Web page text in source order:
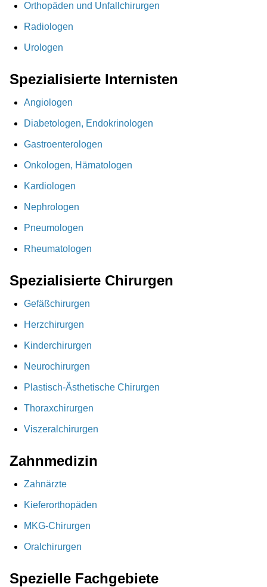
Orthopäden und Unfallchirurgen
Radiologen
Urologen
Spezialisierte Internisten
Angiologen
Diabetologen, Endokrinologen
Gastroenterologen
Onkologen, Hämatologen
Kardiologen
Nephrologen
Pneumologen
Rheumatologen
Spezialisierte Chirurgen
Gefäßchirurgen
Herzchirurgen
Kinderchirurgen
Neurochirurgen
Plastisch-Ästhetische Chirurgen
Thoraxchirurgen
Viszeralchirurgen
Zahnmedizin
Zahnärzte
Kieferorthopäden
MKG-Chirurgen
Oralchirurgen
Spezielle Fachgebiete